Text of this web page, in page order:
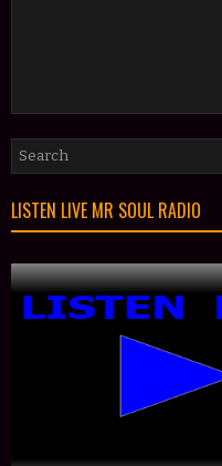
LISTEN LIVE MR SOUL RADIO